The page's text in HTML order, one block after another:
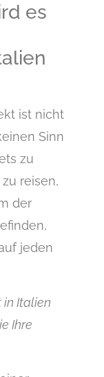
es
ist nicht
Sinn
zu
reisen,
der
jeden
in Italien
Ihre